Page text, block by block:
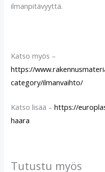
ilmanpitävyyttä.
Katso myös –
https://
category/ilmanvaihto/
Katso lisää –https://
haara
Tutustu myös